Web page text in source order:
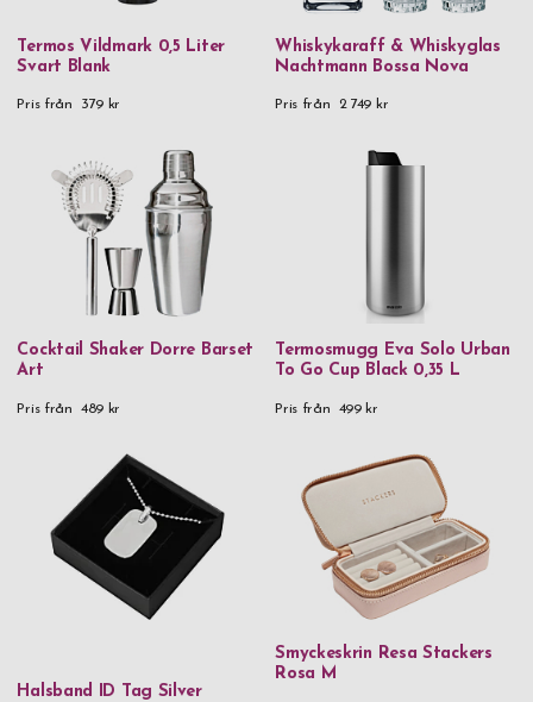
Termos Vildmark 0,5 Liter
Svart Blank
Pris från 379 kr
Whiskykaraff & Whiskyglas
Nachtmann Bossa Nova
Pris från 2 749 kr
Cocktail Shaker Dorre Barset
Art
Pris från 489 kr
Termosmugg Eva Solo Urban
To Go Cup Black 0,35 L
Pris från 499 kr
Halsband ID Tag Silver
Smyckeskrin Resa Stackers
Rosa M